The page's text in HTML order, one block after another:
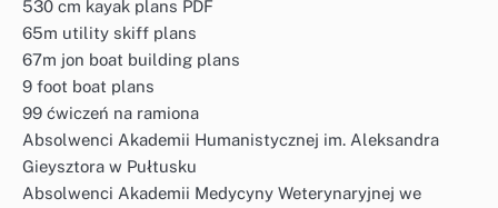
530 cm kayak plans PDF
65m utility skiff plans
67m jon boat building plans
9 foot boat plans
99 ćwiczeń na ramiona
Absolwenci Akademii Humanistycznej im. Aleksandra
Gieysztora w Pułtusku
Absolwenci Akademii Medycyny Weterynaryjnej we